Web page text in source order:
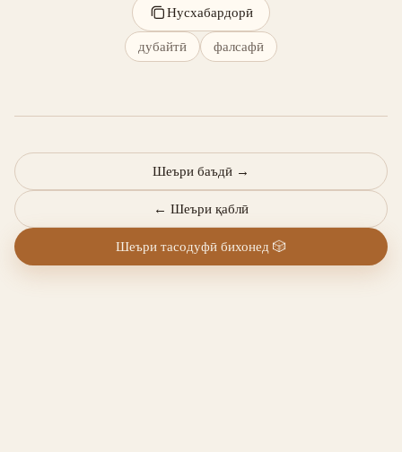
Нусхабардорӣ
дубайтӣ фалсафӣ
← Шеъри қаблӣ
Шеъри баъдӣ →
Шеъри тасодуфӣ бихонед 🎲